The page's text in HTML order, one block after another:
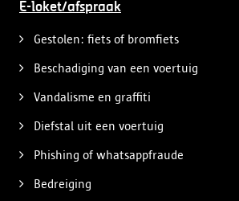
E-loket/afspraak
Gestolen: fiets of bromfiets
Beschadiging van een voertuig
Vandalisme en graffiti
Diefstal uit een voertuig
Phishing of whatsappfraude
Bedreiging